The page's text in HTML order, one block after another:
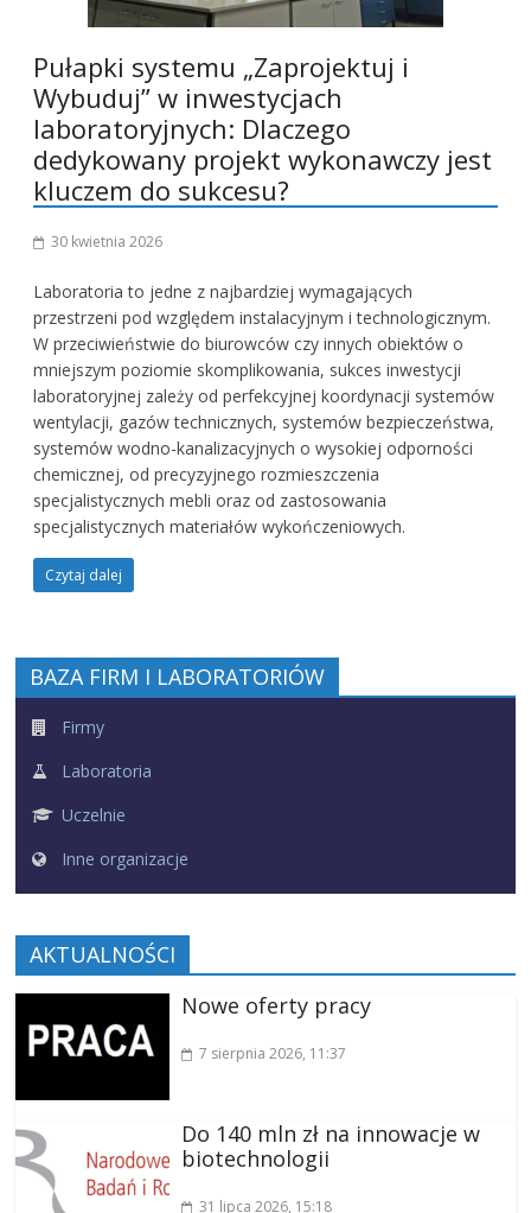
Pułapki systemu „Zaprojektuj i
Wybuduj” w inwestycjach
laboratoryjnych: Dlaczego
dedykowany projekt wykonawczy jest
kluczem do sukcesu?
30 kwietnia 2026
Laboratoria to jedne z najbardziej wymagających
przestrzeni pod względem instalacyjnym i technologicznym.
W przeciwieństwie do biurowców czy innych obiektów o
mniejszym poziomie skomplikowania, sukces inwestycji
laboratoryjnej zależy od perfekcyjnej koordynacji systemów
wentylacji, gazów technicznych, systemów bezpieczeństwa,
systemów wodno-kanalizacyjnych o wysokiej odporności
chemicznej, od precyzyjnego rozmieszczenia
specjalistycznych mebli oraz od zastosowania
specjalistycznych materiałów wykończeniowych.
Czytaj dalej
BAZA FIRM I LABORATORIÓW
Firmy
Laboratoria
Uczelnie
Inne organizacje
AKTUALNOŚCI
Nowe oferty pracy
7 sierpnia 2026, 11:37
Do 140 mln zł na innowacje w
biotechnologii
31 lipca 2026, 15:18